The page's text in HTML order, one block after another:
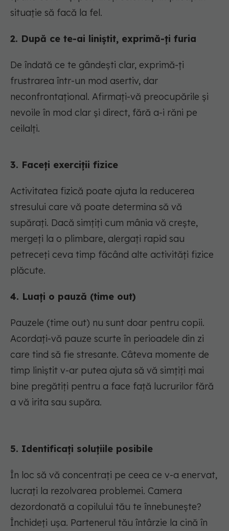
situație să facă la fel.
2. După ce te-ai liniștit, exprimă-ți furia
De îndată ce te gândești clar, exprimă-ți
frustrarea într-un mod asertiv, dar
neconfrontațional. Afirmați-vă preocupările și
nevoile în mod clar și direct, fără a-i răni pe
ceilalți.
3. Faceți exerciții fizice
Activitatea fizică poate ajuta la reducerea
stresului care vă poate determina să vă
supărați. Dacă simțiți cum mânia vă crește,
mergeți la o plimbare, alergați rapid sau
petreceți ceva timp făcând alte activități fizice
plăcute.
4. Luați o pauză (time out)
Pauzele (time out) nu sunt doar pentru copii.
Acordați-vă pauze scurte în perioadele din zi
care tind să fie stresante. Câteva momente de
timp liniștit v-ar putea ajuta să vă simțiți mai
bine pregătiți pentru a face față lucrurilor fără
a vă irita sau supăra.
5. Identificați soluțiile posibile
În loc să vă concentrați pe ceea ce v-a enervat,
lucrați la rezolvarea problemei. Camera
dezordonată a copilului tău te înnebunește?
Închideți ușa. Partenerul tău întârzie la cină în